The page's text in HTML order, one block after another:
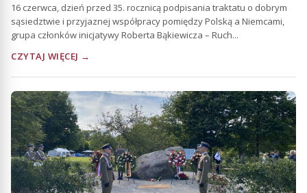
16 czerwca, dzień przed 35. rocznicą podpisania traktatu o dobrym
sąsiedztwie i przyjaznej współpracy pomiędzy Polską a Niemcami,
grupa członków inicjatywy Roberta Bąkiewicza – Ruch...
CZYTAJ WIĘCEJ →